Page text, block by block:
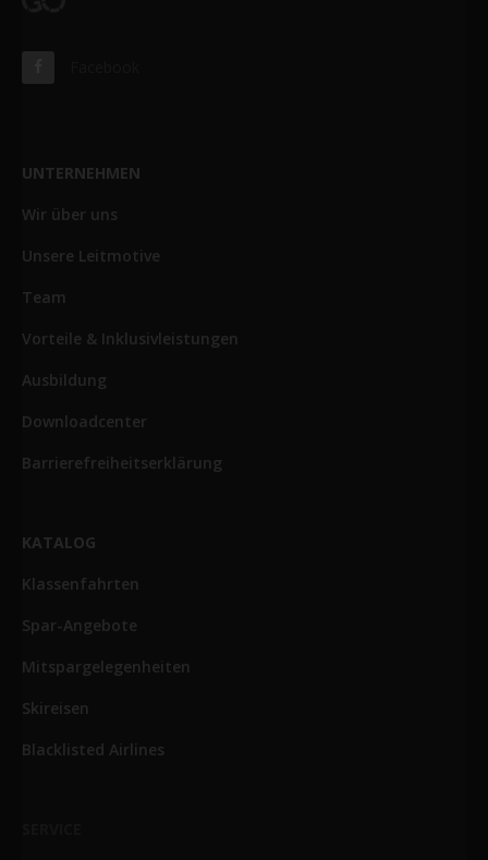
UNTERNEHMEN
Wir über uns
Unsere Leitmotive
Team
Vorteile & Inklusivleistungen
Ausbildung
Downloadcenter
Barrierefreiheitserklärung
KATALOG
Klassenfahrten
Spar-Angebote
Mitspargelegenheiten
Skireisen
Blacklisted Airlines